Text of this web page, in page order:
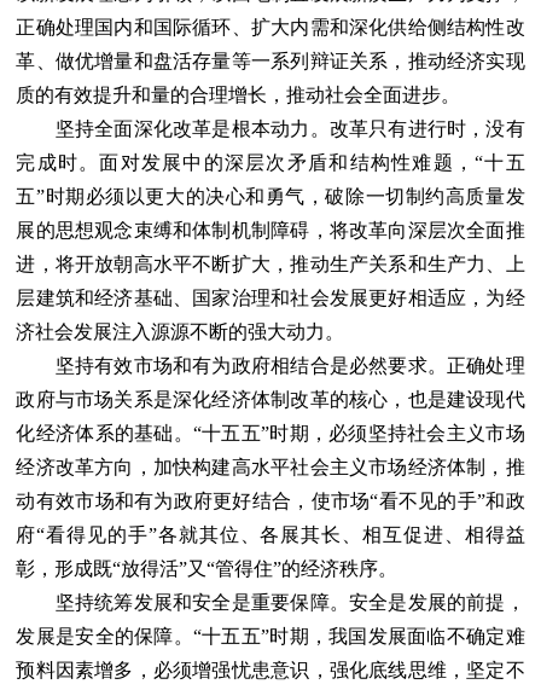
正确处理国内和国际循环、扩大内需和深化供给侧结构性改
革、做优增量和盘活存量等一系列辩证关系，推动经济实现
质的有效提升和量的合理增长，推动社会全面进步。
坚持全面深化改革是根本动力。改革只有进行时，没有
完成时。面对发展中的深层次矛盾和结构性难题，“十五
五”时期必须以更大的决心和勇气，破除一切制约高质量发
展的思想观念束缚和体制机制障碍，将改革向深层次全面推
进，将开放朝高水平不断扩大，推动生产关系和生产力、上
层建筑和经济基础、国家治理和社会发展更好相适应，为经
济社会发展注入源源不断的强大动力。
坚持有效市场和有为政府相结合是必然要求。正确处理
政府与市场关系是深化经济体制改革的核心，也是建设现代
化经济体系的基础。“十五五”时期，必须坚持社会主义市场
经济改革方向，加快构建高水平社会主义市场经济体制，推
动有效市场和有为政府更好结合，使市场“看不见的手”和政
府“看得见的手”各就其位、各展其长、相互促进、相得益
彰，形成既“放得活”又“管得住”的经济秩序。
坚持统筹发展和安全是重要保障。安全是发展的前提，
发展是安全的保障。“十五五”时期，我国发展面临不确定难
预料因素增多，必须增强忧患意识，强化底线思维，坚定不